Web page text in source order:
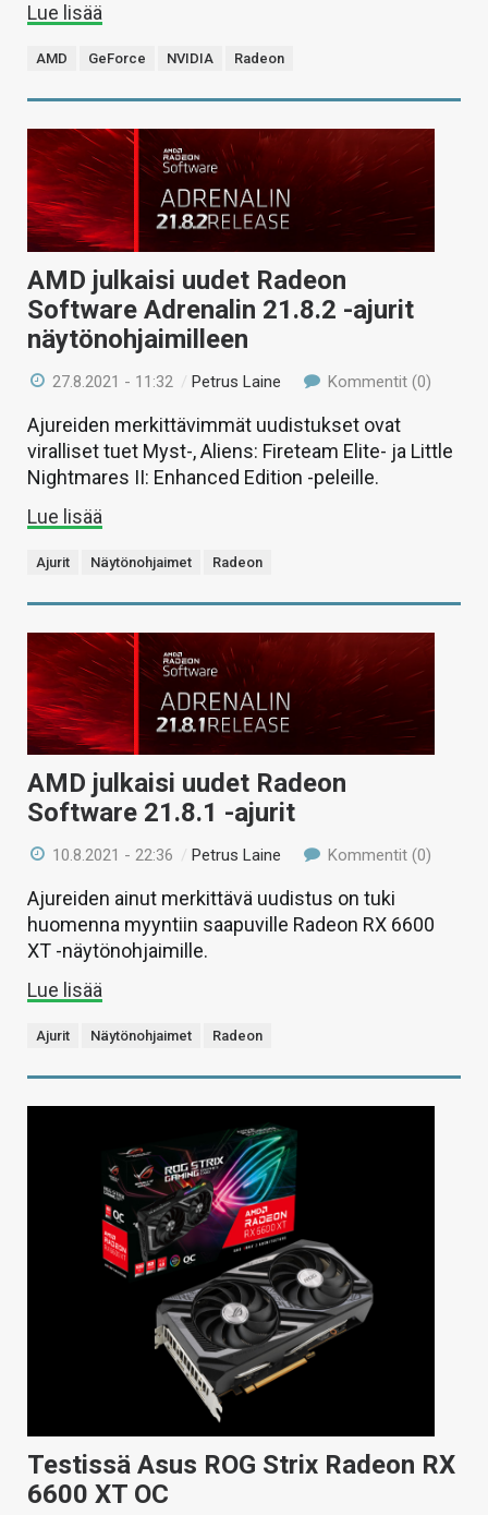
Lue lisää
AMD GeForce NVIDIA Radeon
AMD julkaisi uudet Radeon
Software Adrenalin 21.8.2 -ajurit
näytönohjaimilleen
27.8.2021 - 11:32 /Petrus Laine Kommentit (0)
Ajureiden merkittävimmät uudistukset ovat
viralliset tuet Myst-, Aliens: Fireteam Elite- ja Little
Nightmares II: Enhanced Edition -peleille.
Lue lisää
Ajurit Näytönohjaimet Radeon
AMD julkaisi uudet Radeon
Software 21.8.1 -ajurit
10.8.2021 - 22:36 /Petrus Laine Kommentit (0)
Ajureiden ainut merkittävä uudistus on tuki
huomenna myyntiin saapuville Radeon RX 6600
XT -näytönohjaimille.
Lue lisää
Ajurit Näytönohjaimet Radeon
Testissä Asus ROG Strix Radeon RX
6600 XT OC